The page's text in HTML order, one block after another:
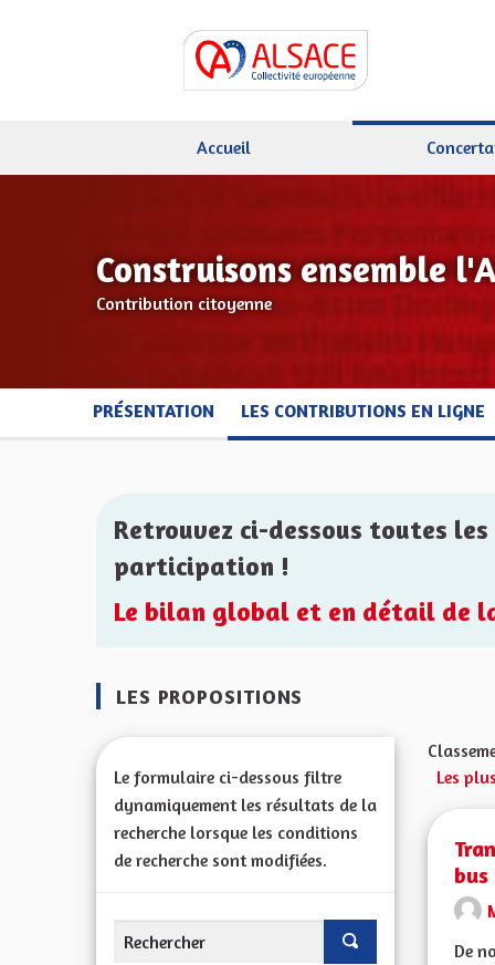
Accueil
Construisons ensemble
Contribution citoyenne
PRÉSENTATION LES CONTRIBUTIONS EN LIGNE
Retrouvez ci-dessous toutes
participation !
Le bilan global et en détail de
LES PROPOSITIONS
Le formulaire ci-dessous filtre
dynamiquement les résultats de la
recherche lorsque les conditions
de recherche sont modifiées.
Les
bus
De